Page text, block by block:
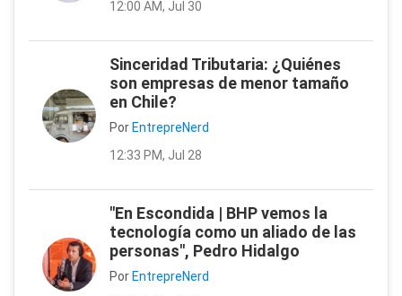
12:00 AM, Jul 30
Sinceridad Tributaria: ¿Quiénes
son empresas de menor tamaño
en Chile?
Por EntrepreNerd
12:33 PM, Jul 28
"En Escondida | BHP vemos la
tecnología como un aliado de las
personas", Pedro Hidalgo
Por EntrepreNerd